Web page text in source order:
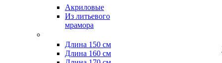
Акриловые
Из литьевого
мрамора
Длина 150 см
Длина 160 см